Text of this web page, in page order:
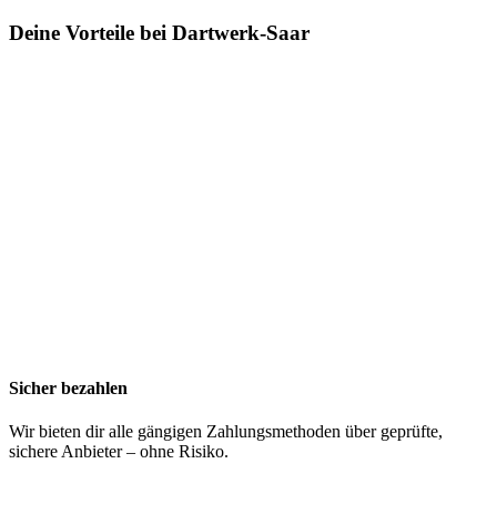
Deine Vorteile bei Dartwerk-Saar
Sicher bezahlen
Wir bieten dir alle gängigen Zahlungsmethoden über geprüfte,
sichere Anbieter – ohne Risiko.